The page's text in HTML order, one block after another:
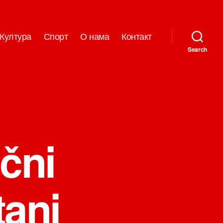
Култура Спорт О нама Контакт
Search